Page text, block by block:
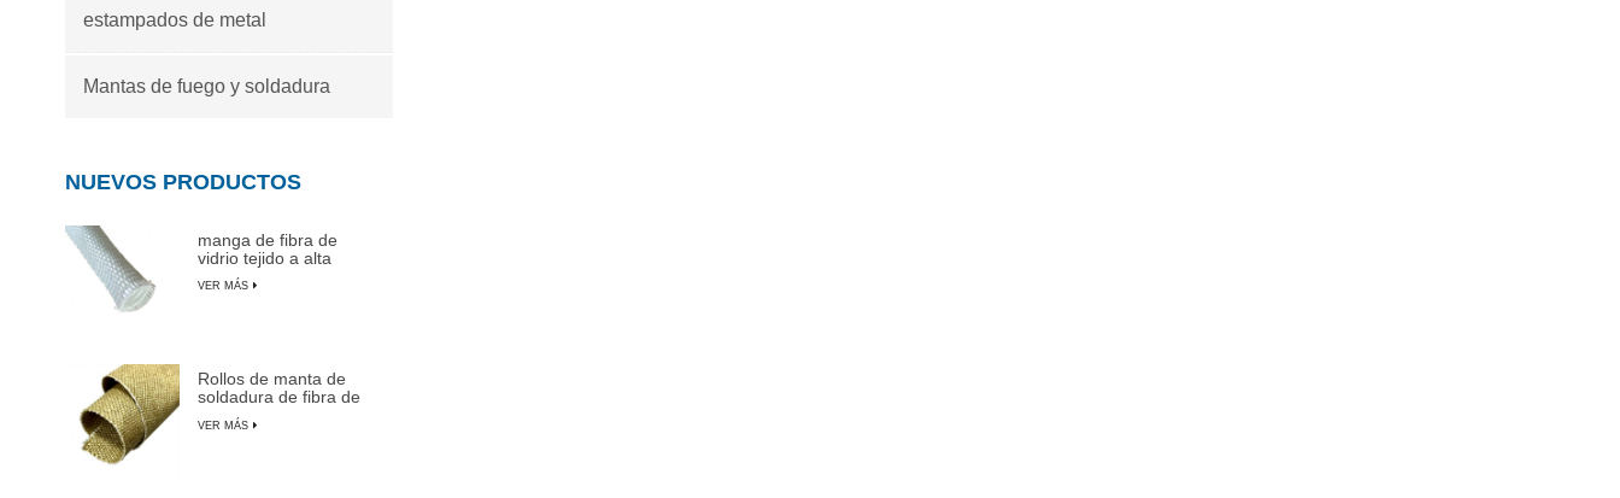
estampados de metal
Mantas de fuego y soldadura
NUEVOS PRODUCTOS
manga de fibra de
vidrio tejido a alta
temperatura
VER MÁS
Rollos de manta de
soldadura de fibra de
vidrio recubiertas de
vermiculita
VER MÁS